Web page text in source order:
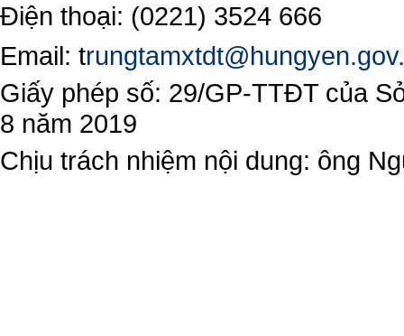
Điện thoại: (0221) 3524 666
Email: t
Giấy phép số: 29/GP-TTĐT của
8 năm 2019
Chịu trách nhiệm nội dung: ông